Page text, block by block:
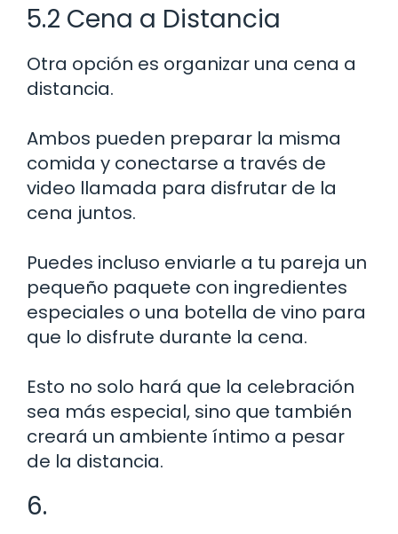
5.2 Cena a Distancia
Otra opción es organizar una cena a
distancia.
Ambos pueden preparar la misma
comida y conectarse a través de
video llamada para disfrutar de la
cena juntos.
Puedes incluso enviarle a tu pareja un
pequeño paquete con ingredientes
especiales o una botella de vino para
que lo disfrute durante la cena.
Esto no solo hará que la celebración
sea más especial, sino que también
creará un ambiente íntimo a pesar
de la distancia.
6.